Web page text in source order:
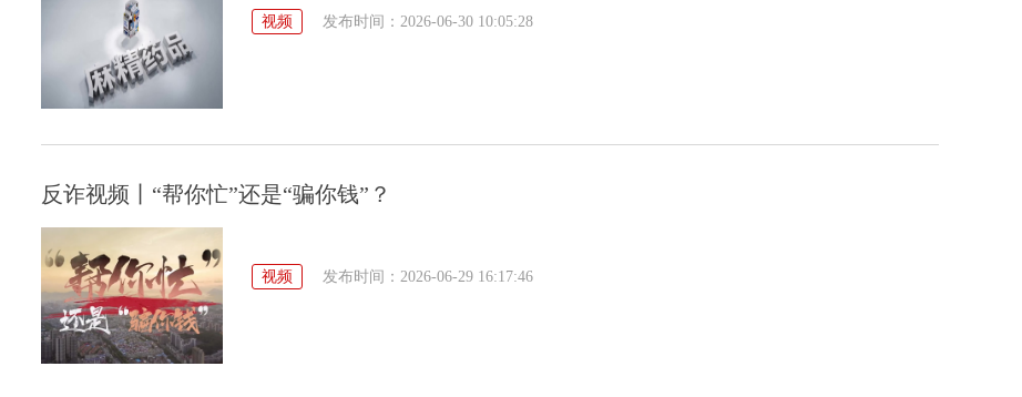
视频 发布时间：2026-06-30 10:05:28
反诈视频丨“帮你忙”还是“骗你钱”？
视频 发布时间：2026-06-29 16:17:46